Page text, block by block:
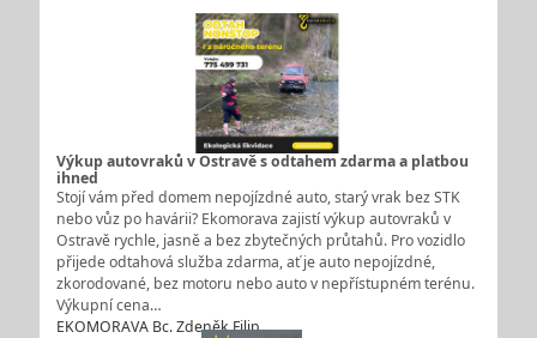
Výkup autovraků v Ostravě s odtahem zdarma a platbou
ihned
Stojí vám před domem nepojízdné auto, starý vrak bez STK
nebo vůz po havárii? Ekomorava zajistí výkup autovraků v
Ostravě rychle, jasně a bez zbytečných průtahů. Pro vozidlo
přijede odtahová služba zdarma, ať je auto nepojízdné,
zkorodované, bez motoru nebo auto v nepřístupném terénu.
Výkupní cena…
EKOMORAVA Bc. Zdeněk Filip